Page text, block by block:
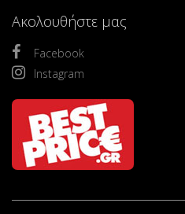
Ακολουθήστε μας
Facebook
Instagram